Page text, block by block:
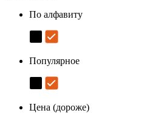
По алфавиту
Популярное
Цена (дороже)